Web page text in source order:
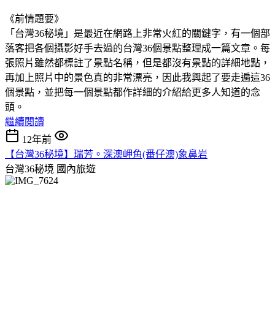
《前情題要》
「台灣36秘境」是最近在網路上非常火紅的關鍵字，有一個部
落客把各個攝影好手去過的台灣36個景點整理成一篇文章。每
張照片雖然都標註了景點名稱，但是都沒有景點的詳細地點，
再加上照片中的景色真的非常漂亮，因此我興起了要走遍這36
個景點，並把每一個景點都作詳細的介紹給更多人知道的念
頭。
繼續閱讀
12年前
【台灣36秘境】瑞芳。深澳岬角(番仔澳)象鼻岩
台灣36秘境 國內旅遊